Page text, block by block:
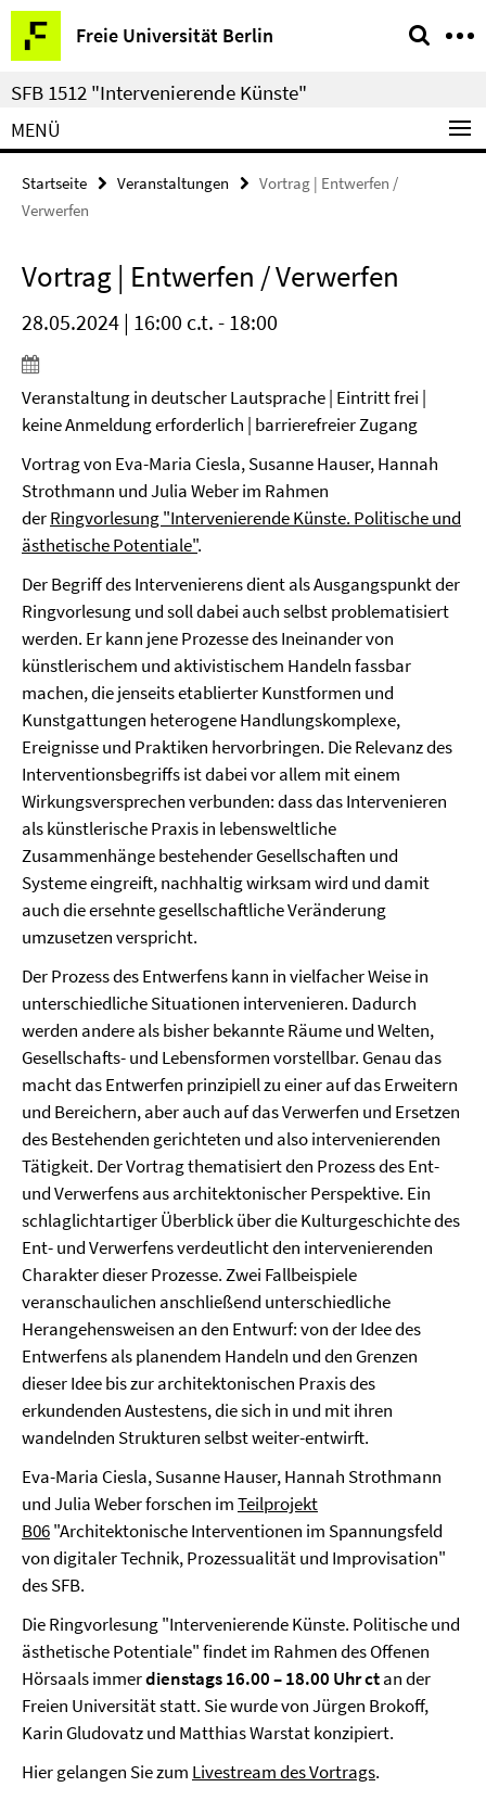
Springe
direkt
zu
Inhalt
Freie Universität Berlin
Service-
Navigation
SFB 1512 "Intervenierende Künste"
MENÜ
Startseite Veranstaltungen
Vortrag | Entwerfen /
Verwerfen
Vortrag | Entwerfen / Verwerfen
28.05.2024 | 16:00 c.t. - 18:00
Veranstaltung in deutscher Lautsprache | Eintritt frei |
keine Anmeldung erforderlich | barrierefreier Zugang
Vortrag von Eva-Maria Ciesla, Susanne Hauser, Hannah
Strothmann und Julia Weber im Rahmen
derRingvorlesung "Intervenierende Künste. Politische und
ästhetische Potentiale".
Der Begriff des Intervenierens dient als Ausgangspunkt der
Ringvorlesung und soll dabei auch selbst problematisiert
werden. Er kann jene Prozesse des Ineinander von
künstlerischem und aktivistischem Handeln fassbar
machen, die jenseits etablierter Kunstformen und
Kunstgattungen heterogene Handlungskomplexe,
Ereignisse und Praktiken hervorbringen. Die Relevanz des
Interventionsbegriffs ist dabei vor allem mit einem
Wirkungsversprechen verbunden: dass das Intervenieren
als künstlerische Praxis in lebensweltliche
Zusammenhänge bestehender Gesellschaften und
Systeme eingreift, nachhaltig wirksam wird und damit
auch die ersehnte gesellschaftliche Veränderung
umzusetzen verspricht.
Der Prozess des Entwerfens kann in vielfacher Weise in
unterschiedliche Situationen intervenieren. Dadurch
werden andere als bisher bekannte Räume und Welten,
Gesellschafts- und Lebensformen vorstellbar. Genau das
macht das Entwerfen prinzipiell zu einer auf das Erweitern
und Bereichern, aber auch auf das Verwerfen und Ersetzen
des Bestehenden gerichteten und also intervenierenden
Tätigkeit. Der Vortrag thematisiert den Prozess des Ent-
und Verwerfens aus architektonischer Perspektive. Ein
schlaglichtartiger Überblick über die Kulturgeschichte des
Ent- und Verwerfens verdeutlicht den intervenierenden
Charakter dieser Prozesse. Zwei Fallbeispiele
veranschaulichen anschließend unterschiedliche
Herangehensweisen an den Entwurf: von der Idee des
Entwerfens als planendem Handeln und den Grenzen
dieser Idee bis zur architektonischen Praxis des
erkundenden Austestens, die sich in und mit ihren
wandelnden Strukturen selbst weiter-entwirft.
Eva-Maria Ciesla, Susanne Hauser, Hannah Strothmann
und Julia Weber forschen imTeilprojekt
B06"Architektonische Interventionen im Spannungsfeld
von digitaler Technik, Prozessualität und Improvisation"
des SFB.
Die Ringvorlesung "Intervenierende Künste. Politische und
ästhetische Potentiale" findet im Rahmen des Offenen
Hörsaals immerdienstags 16.00 – 18.00 Uhr ctan der
Freien Universität statt. Sie wurde von Jürgen Brokoff,
Karin Gludovatz und Matthias Warstat konzipiert.
Hier gelangen Sie zum Livestream des Vortrags.